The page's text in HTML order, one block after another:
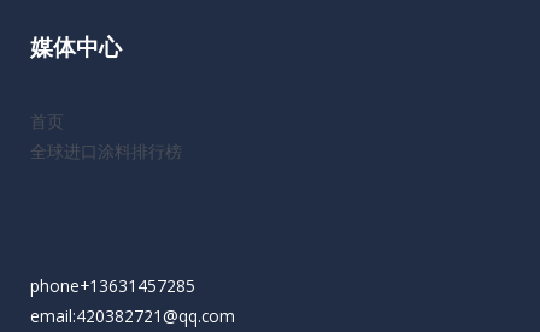
媒体中心
首页
全球进口涂料排行榜
phone+13631457285
email:420382721@qq.com